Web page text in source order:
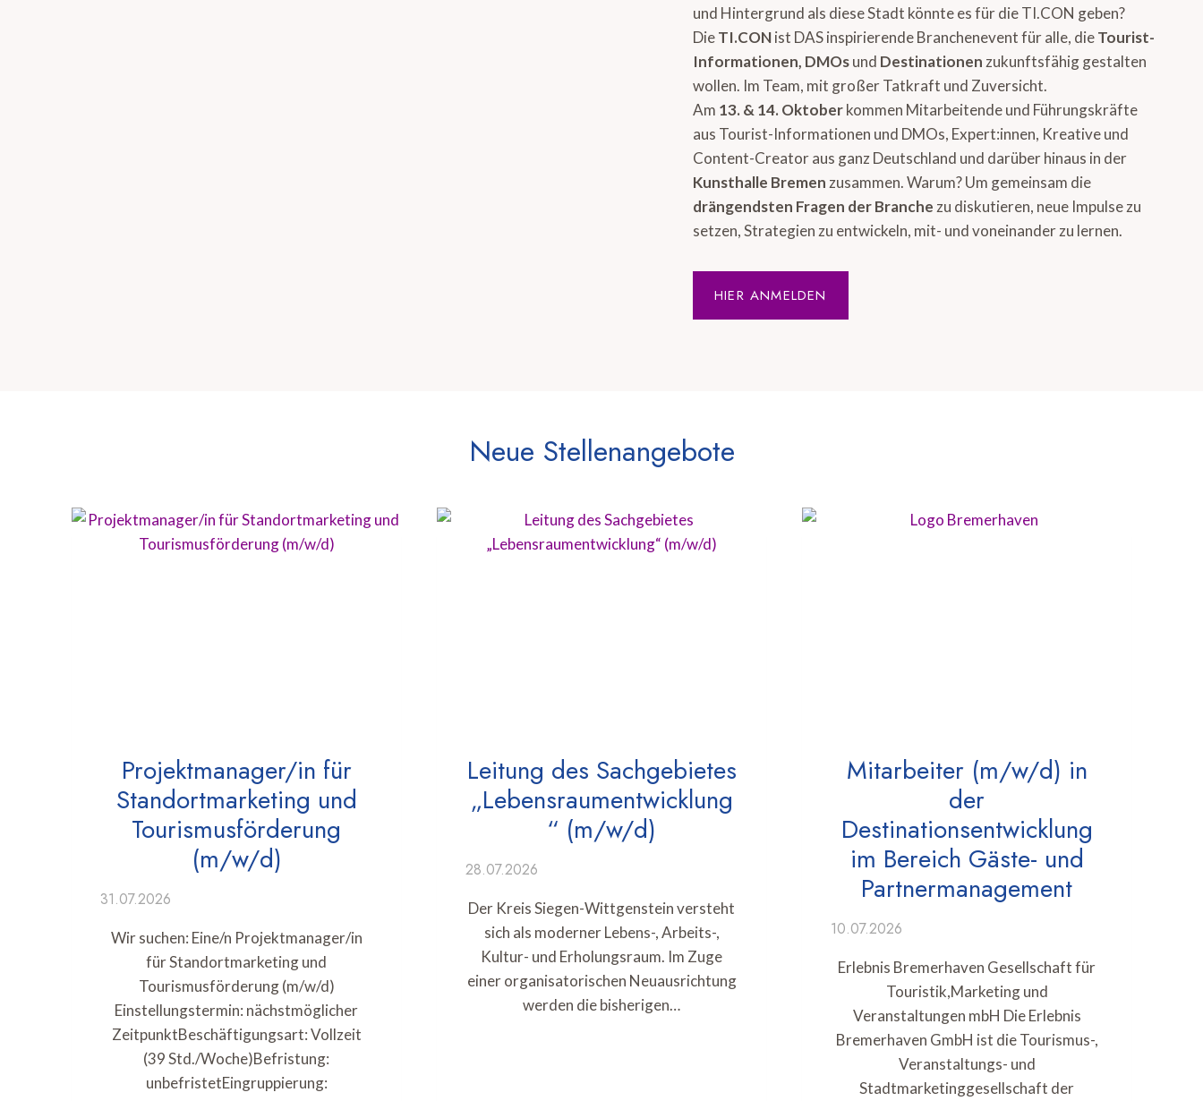
und Hintergrund als diese Stadt könnte es für die TI.CON geben?
DieTI.CONist DAS inspirierende Branchenevent für alle, dieTourist-
Informationen, DMOsund Destinationen zukunftsfähig gestalten
wollen. Im Team, mit großer Tatkraft und Zuversicht.
Am 13. & 14. Oktoberkommen Mitarbeitende und Führungskräfte
aus Tourist-Informationen und DMOs, Expert:innen, Kreative und
Content-Creator aus ganz Deutschland und darüber hinaus in der
Kunsthalle Bremen zusammen. Warum? Um gemeinsam die
drängendsten Fragen der Branche zu diskutieren, neue Impulse zu
setzen, Strategien zu entwickeln, mit- und voneinander zu lernen.
HIER ANMELDEN
Neue Stellenangebote
Projektmanager/in für
Standortmarketing und
Tourismusförderung
(m/w/d)
31.07.2026
Wir suchen: Eine/n Projektmanager/in
für Standortmarketing und
Tourismusförderung (m/w/d)
Einstellungstermin: nächstmöglicher
ZeitpunktBeschäftigungsart: Vollzeit
(39 Std./Woche)Befristung:
unbefristetEingruppierung:
Leitung des Sachgebietes
„Lebensraumentwicklung
“ (m/w/d)
28.07.2026
Der Kreis Siegen-Wittgenstein versteht
sich als moderner Lebens-, Arbeits-,
Kultur- und Erholungsraum. Im Zuge
einer organisatorischen Neuausrichtung
werden die bisherigen…
Mitarbeiter (m/w/d) in
der
Destinationsentwicklung
im Bereich Gäste- und
Partnermanagement
10.07.2026
Erlebnis Bremerhaven Gesellschaft für
Touristik,Marketing und
Veranstaltungen mbH Die Erlebnis
Bremerhaven GmbH ist die Tourismus-,
Veranstaltungs- und
Stadtmarketinggesellschaft der